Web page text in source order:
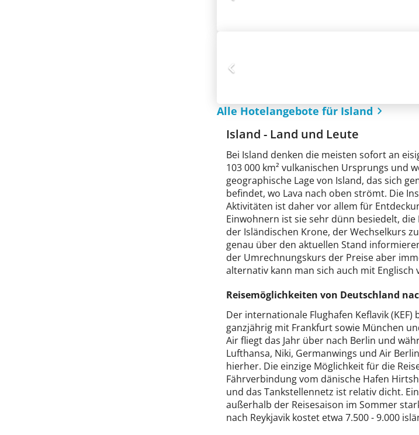
Alle Hotelangebote für Island
Island - Land und Leute
Bei Island denken die meisten sofort an
103 000 km² vulkanischen Ursprungs und
geographische Lage von Island, das sich
befindet, wo Lava nach oben strömt. Die
Aktivitäten ist daher vor allem für
Einwohnern ist sie sehr dünn besiedelt,
der Isländischen Krone, der Wechselkurs
genau über den aktuellen Stand
der Umrechnungskurs der Preise aber
alternativ kann man sich auch mit Englisch
Reisemöglichkeiten von Deutschland
Der internationale Flughafen Keflavik
ganzjährig mit Frankfurt sowie München
Air fliegt das Jahr über nach Berlin und
Lufthansa, Niki, Germanwings und Air
hierher. Die einzige Möglichkeit für die
Fährverbindung vom dänische Hafen
und das Tankstellennetz ist relativ dicht.
außerhalb der Reisesaison im Sommer
nach Reykjavik kostet etwa 7.500 - 9.000